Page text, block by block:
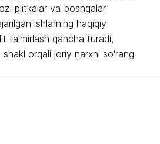
plitkalar va boshqalar.
ishlarning haqiqiy
ta'mirlash qancha turadi,
orqali joriy narxni so'rang.